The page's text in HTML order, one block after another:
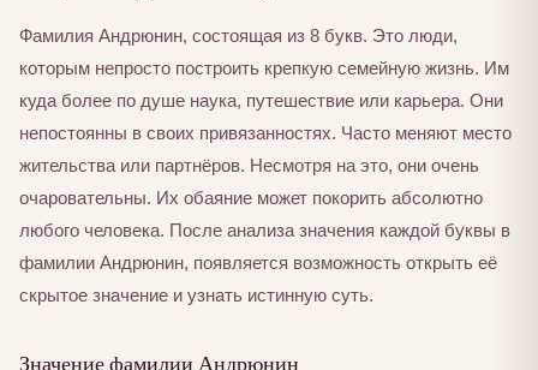
Фамилия Андрюнин, состоящая из 8 букв. Это люди,
которым непросто построить крепкую семейную жизнь. Им
куда более по душе наука, путешествие или карьера. Они
непостоянны в своих привязанностях. Часто меняют место
жительства или партнёров. Несмотря на это, они очень
очаровательны. Их обаяние может покорить абсолютно
любого человека. После анализа значения каждой буквы в
фамилии Андрюнин, появляется возможность открыть её
скрытое значение и узнать истинную суть.
Значение фамилии Андрюнин